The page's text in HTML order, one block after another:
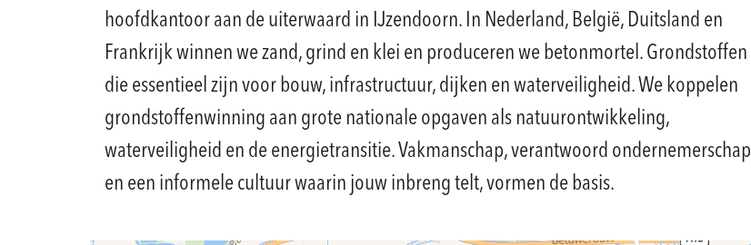
hoofdkantoor aan de uiterwaard in IJzendoorn. In Nederland, België, Duitsland en
Frankrijk winnen we zand, grind en klei en produceren we betonmortel. Grondstoffen
die essentieel zijn voor bouw, infrastructuur, dijken en waterveiligheid. We koppelen
grondstoffenwinning aan grote nationale opgaven als natuurontwikkeling,
waterveiligheid en de energietransitie. Vakmanschap, verantwoord ondernemerschap
en een informele cultuur waarin jouw inbreng telt, vormen de basis.